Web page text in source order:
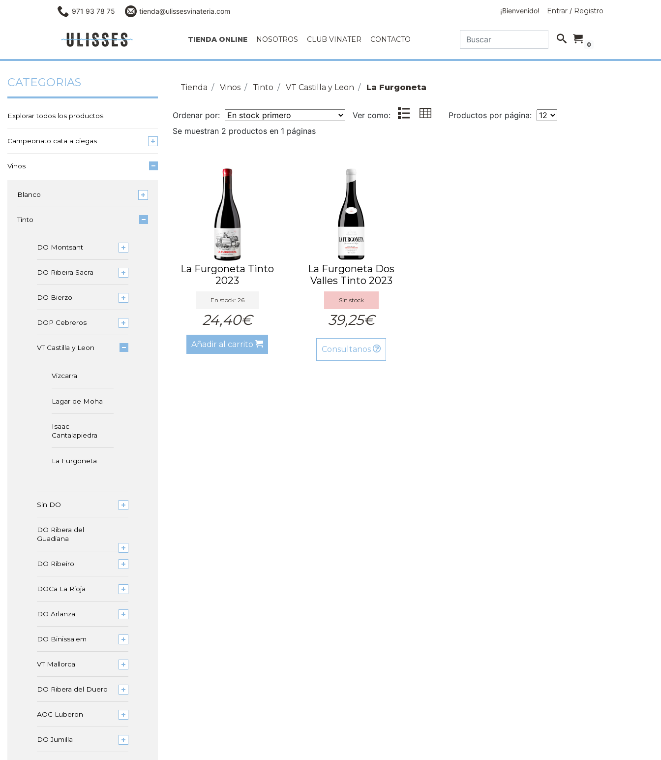
971 93 78 75 tienda@ulissesvinateria.com ¡Bienvenido! Entrar / Registro
TIENDA ONLINE NOSOTROS CLUB VINATER CONTACTO
0
CATEGORIAS
Explorar todos los productos
Campeonato cata a ciegas
Vinos
Blanco
Tinto
DO Montsant
DO Ribeira Sacra
DO Bierzo
DOP Cebreros
VT Castilla y Leon
Vizcarra
Lagar de Moha
Isaac
Cantalapiedra
La Furgoneta
Sin DO
DO Ribera del
Guadiana
DO Ribeiro
DOCa La Rioja
DO Arlanza
DO Binissalem
VT Mallorca
DO Ribera del Duero
AOC Luberon
DO Jumilla
Tienda Vinos Tinto VT Castilla y Leon La Furgoneta
Ordenar por: Ver como:
Productos por página:
Se muestran 2 productos en 1 páginas
La Furgoneta Tinto
2023
En stock: 26
24,40€
Añadir al carrito
La Furgoneta Dos
Valles Tinto 2023
Sin stock
39,25€
Consultanos